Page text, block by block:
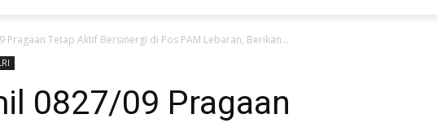
Pragaan Tetap Aktif Bersinergi di Pos PAM Lebaran, Berikan...
0827/09 Pragaan